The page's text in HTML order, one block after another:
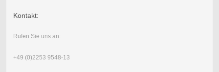
Kontakt:
Rufen Sie uns an:
+49 (0)2253 9548-13